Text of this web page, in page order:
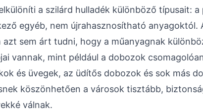
a szilárd hulladék különböző típusait: a
egyéb, nem újrahasznosítható anyagoktól.
azt sem árt tudni, hogy a műanyagnak
vannak, mint például a dobozok
és üvegek, az üdítős dobozok és sok más
köszönhetően a városok tisztább,
válnak.